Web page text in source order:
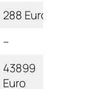
288 Euro
–
43899
Euro